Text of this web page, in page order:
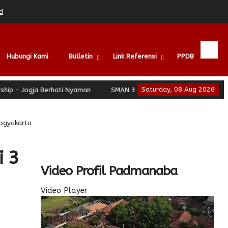
Hubungi Kami Bulletin Link Referensi PPDB
Saturday, 08 Aug 2026
Berhati Nyaman SMAN 3 Yogyakarta - School of
3
Video Profil Padmanaba
Video Player